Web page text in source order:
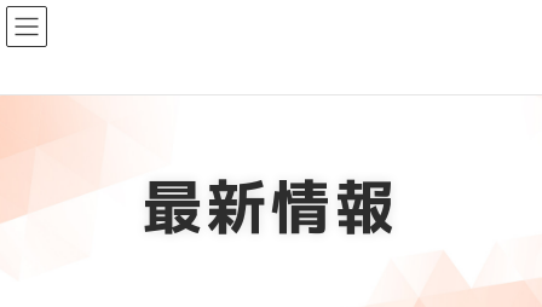
最新情報